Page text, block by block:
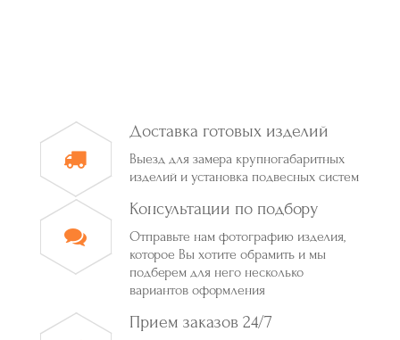
Доставка готовых изделий
Выезд для замера крупногабаритных
изделий и установка подвесных систем
Консультации по подбору
Отправьте нам фотографию изделия,
которое Вы хотите обрамить и мы
подберем для него несколько
вариантов оформления
Прием заказов 24/7